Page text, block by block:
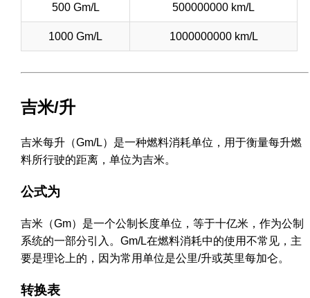
500 Gm/L 500000000 km/L
1000 Gm/L 1000000000 km/L
吉米/升
吉米每升（Gm/L）是一种燃料消耗单位，用于衡量每升燃
料所行驶的距离，单位为吉米。
公式为
吉米（Gm）是一个公制长度单位，等于十亿米，作为公制
系统的一部分引入。Gm/L在燃料消耗中的使用不常见，主
要是理论上的，因为常用单位是公里/升或英里每加仑。
转换表